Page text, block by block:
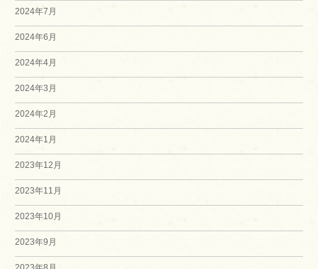
2024年7月
2024年6月
2024年4月
2024年3月
2024年2月
2024年1月
2023年12月
2023年11月
2023年10月
2023年9月